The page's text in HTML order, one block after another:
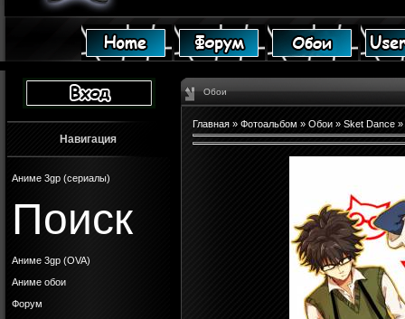
Навигация
Аниме 3gp (сериалы)
Поиск
Аниме 3gp (OVA)
Аниме обои
Форум
Обои
Главная » Фотоальбом » Обои » Sket Dance »